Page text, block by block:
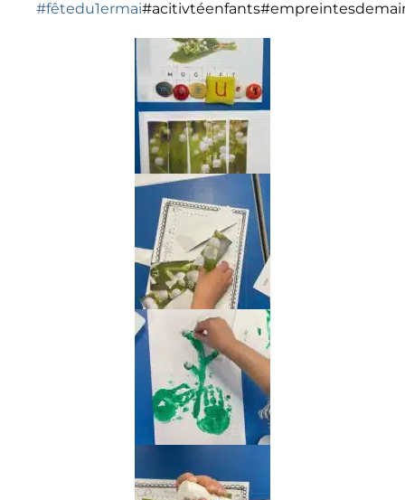
#fêtedu1ermai